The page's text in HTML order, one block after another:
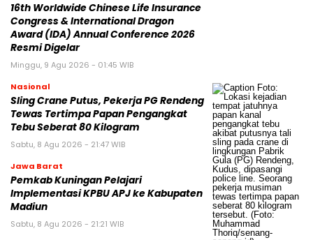
16th Worldwide Chinese Life Insurance
Congress & International Dragon
Award (IDA) Annual Conference 2026
Resmi Digelar
Minggu, 9 Agu 2026 - 01:45 WIB
Nasional
Sling Crane Putus, Pekerja PG Rendeng
Tewas Tertimpa Papan Pengangkat
Tebu Seberat 80 Kilogram
Sabtu, 8 Agu 2026 - 21:47 WIB
Jawa Barat
Pemkab Kuningan Pelajari
Implementasi KPBU APJ ke Kabupaten
Madiun
Sabtu, 8 Agu 2026 - 21:21 WIB